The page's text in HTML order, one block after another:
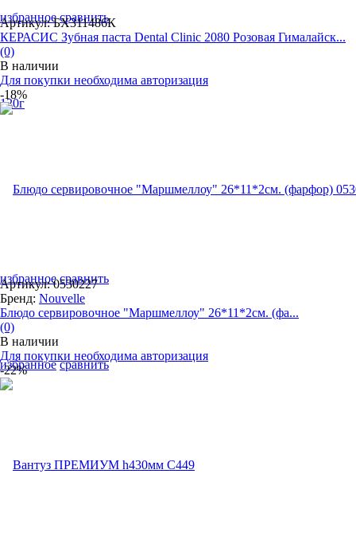
избранное сравнить
избранное сравнить
Артикул: БХ311486К
КЕРАСИС Зубная паста Dental Clinic 2080 Розовая Гималайск...
(0)
В наличии
Для покупки необходима авторизация
-18%
избранное сравнить
Артикул: 0530227
Бренд: Nouvelle
Блюдо сервировочное "Маршмеллоу" 26*11*2см. (фа...
(0)
В наличии
Для покупки необходима авторизация
-22%